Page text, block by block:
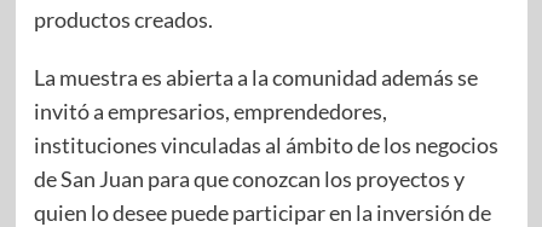
productos creados.
La muestra es abierta a la comunidad además se
invitó a empresarios, emprendedores,
instituciones vinculadas al ámbito de los negocios
de San Juan para que conozcan los proyectos y
quien lo desee puede participar en la inversión de